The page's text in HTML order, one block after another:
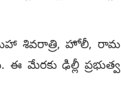
శివరాత్రి, హోలీ, రామ
ఢిల్లీ ప్రభుత్వ